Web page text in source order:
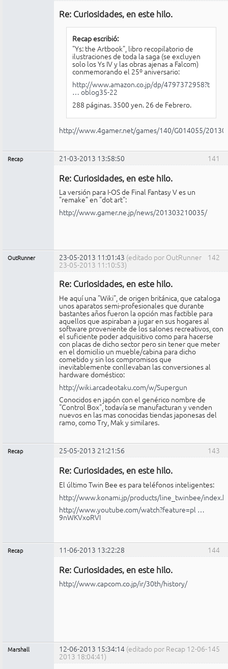
Re: Curiosidades, en este hilo.
Recap escribió:
"Ys: the Artbook", libro recopilatorio de
ilustraciones de toda la saga (se excluyen
solo los Ys IV y las obras ajenas a Falcom)
conmemorando el 25º aniversario:
http://www.amazon.co.jp/dp/4797372958?t
… oblog35-22
288 páginas. 3500 yen. 26 de Febrero.
http://www.4gamer.net/games/140/G014055/
141
Recap 21-03-2013 13:58:50
Re: Curiosidades, en este hilo.
La versión para I-OS de Final Fantasy V es un
"remake" en "dot art":
http://www.gamer.ne.jp/news/201303210035/
142
OutRunner 23-05-2013 11:01:43 (editado por OutRunner
23-05-2013 11:10:53)
Re: Curiosidades, en este hilo.
He aquí una "Wiki", de origen británica, que cataloga
unos aparatos semi-profesionales que durante
bastantes años fueron la opción mas factible para
aquellos que aspiraban a jugar en sus hogares al
software proveniente de los salones recreativos, con
el suficiente poder adquisitivo como para hacerse
con placas de dicho sector pero sin tener que meter
en el domicilio un mueble/cabina para dicho
cometido y sin los compromisos que
inevitablemente conllevaban las conversiones al
hardware doméstico:
http://wiki.arcadeotaku.com/w/Supergun
Conocidos en japón con el genérico nombre de
"Control Box", todavía se manufacturan y venden
nuevos en las mas conocidas tiendas japonesas del
ramo, como Try, Mak y similares.
143
Recap 25-05-2013 21:21:56
Re: Curiosidades, en este hilo.
El último Twin Bee es para teléfonos inteligentes:
http://www.konami.jp/products/line_twinbee/
http://www.youtube.com/watch?feature=pl …
9nWKVxoRVI
144
Recap 11-06-2013 13:22:28
Re: Curiosidades, en este hilo.
http://www.capcom.co.jp/ir/30th/history/
145
Marshall 12-06-2013 15:34:14 (editado por Recap 12-06-
2013 18:04:41)